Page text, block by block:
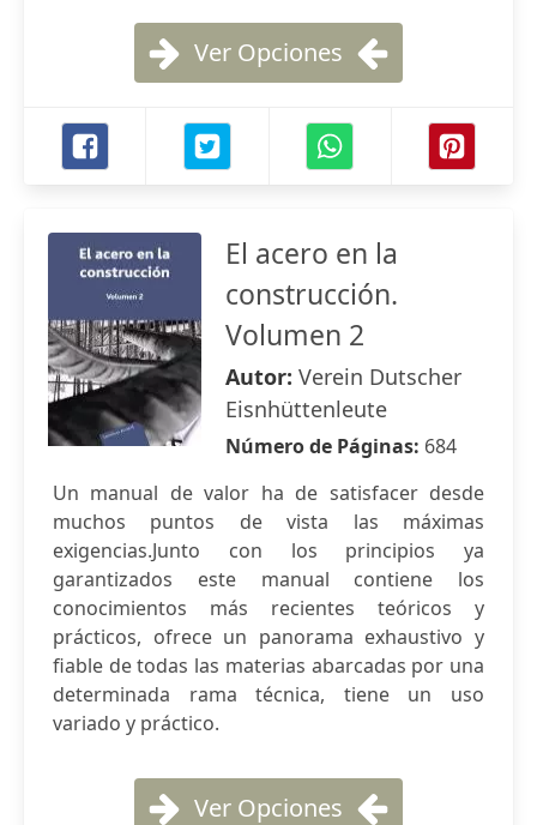
Ver Opciones
El acero en la
construcción.
Volumen 2
Autor: Verein Dutscher
Eisnhüttenleute
Número de Páginas: 684
Un manual de valor ha de satisfacer desde
muchos puntos de vista las máximas
exigencias.Junto con los principios ya
garantizados este manual contiene los
conocimientos más recientes teóricos y
prácticos, ofrece un panorama exhaustivo y
fiable de todas las materias abarcadas por una
determinada rama técnica, tiene un uso
variado y práctico.
Ver Opciones